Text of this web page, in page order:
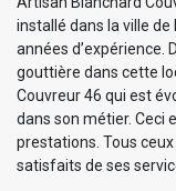
installé dans la ville de
années d’expérience.
gouttière dans cette
Couvreur 46 qui est
dans son métier. Ceci
prestations. Tous
satisfaits de ses